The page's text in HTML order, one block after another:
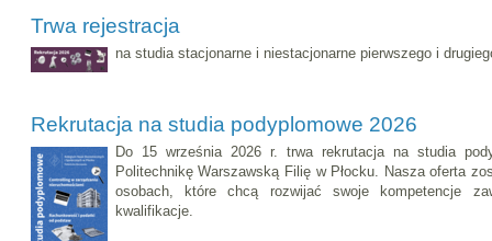
Trwa rejestracja
na studia stacjonarne i niestacjonarne pierwszego i
Rekrutacja na studia podyplomowe 2026
Do 15 września 2026 r. trwa rekrutacja na studia
Politechnikę Warszawską Filię w Płocku. Nasza oferta
osobach, które chcą rozwijać swoje kompetencje
kwalifikacje.